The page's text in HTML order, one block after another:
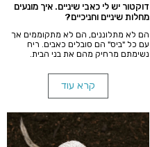
דוקטור יש לי כאבי שיניים. איך מונעים
מחלות שיניים וחניכיים?
הם לא מתלוננים, הם לא מתקוממים אך
עם כל "ביס" הם סובלים כאבים. ריח
נשימתם מרחיק מהם את בני הבית.
את איכות חייהם מן הקצה לקצה.
קרא עוד